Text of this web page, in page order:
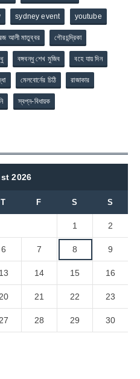
sydney event youtube
আলী মাতুব্বর গৌরচন্দ্রিকা
বঙ্গবন্ধু শেখ মুজিব বহে যায় দিন
মেলবোর্নের চিঠি রাজাকার
স্বপ্ন-বিধায়ক
2026
T F S S
1 2
6 7 8 9
13 14 15 16
20 21 22 23
27 28 29 30